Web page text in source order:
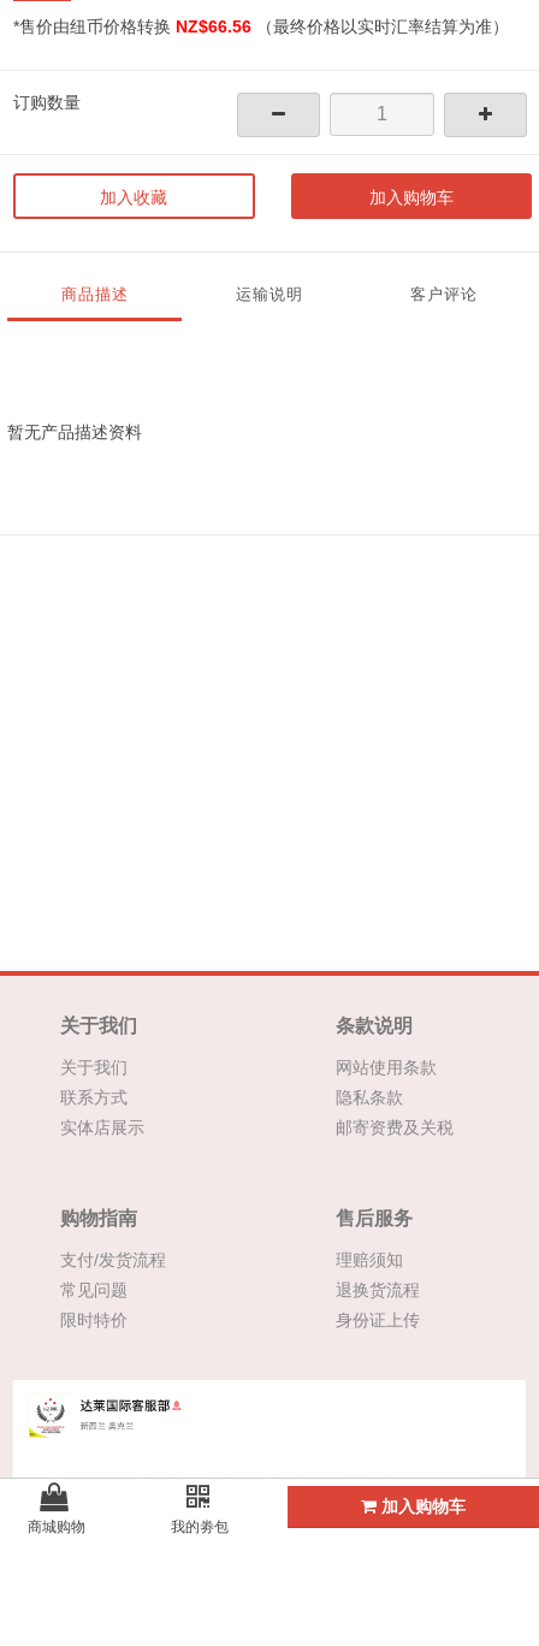
商城购物 我的劵包
加入购物车
*售价由纽币价格转换 NZ$66.56 （最终价格以实时汇率结算为准）
订购数量
加入收藏 加入购物车
商品描述 运输说明 客户评论
暂无产品描述资料
关于我们
关于我们
联系方式
实体店展示
条款说明
网站使用条款
隐私条款
邮寄资费及关税
购物指南
支付/发货流程
常见问题
限时特价
售后服务
理赔须知
退换货流程
身份证上传